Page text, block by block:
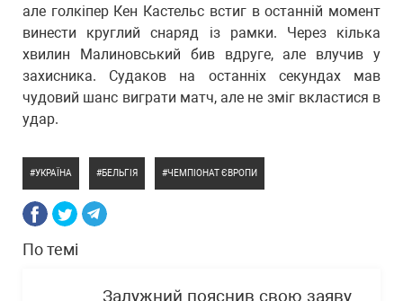
але голкіпер Кен Кастельс встиг в останній момент
винести круглий снаряд із рамки. Через кілька
хвилин Малиновський бив вдруге, але влучив у
захисника. Судаков на останніх секундах мав
чудовий шанс виграти матч, але не зміг вкластися в
удар.
УКРАЇНА БЕЛЬГІЯ ЧЕМПІОНАТ ЄВРОПИ
По темі
Залужний пояснив свою заяву